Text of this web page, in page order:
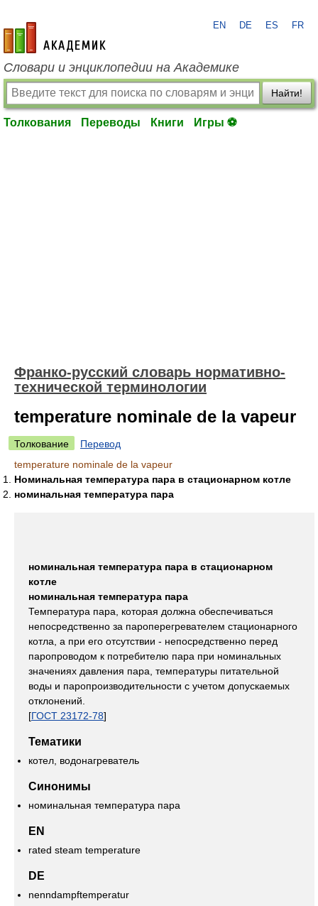
academic.ru
EN DE ES FR
Словари и энциклопедии на Академике
Найти!
Толкования Переводы Книги Игры ⚽
Франко-русский словарь нормативно-
технической терминологии
temperature nominale de la vapeur
Толкование
Перевод
temperature nominale de la vapeur
Номинальная температура пара в стационарном котле
номинальная температура пара
номинальная температура пара в стационарном
котле
номинальная температура пара
Температура пара, которая должна обеспечиваться
непосредственно за пароперегревателем стационарного
котла, а при его отсутствии - непосредственно перед
паропроводом к потребителю пара при номинальных
значениях давления пара, температуры питательной
воды и паропроизводительности с учетом допускаемых
отклонений.
[ГОСТ 23172-78]
Тематики
котел, водонагреватель
Синонимы
номинальная температура пара
EN
rated steam temperature
DE
nenndampftemperatur